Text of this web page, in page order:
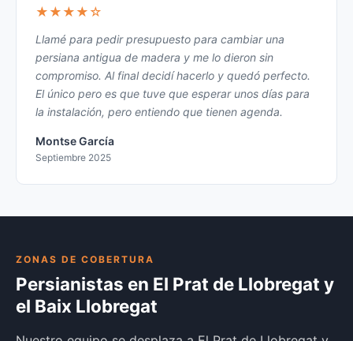
★★★★☆
Llamé para pedir presupuesto para cambiar una
persiana antigua de madera y me lo dieron sin
compromiso. Al final decidí hacerlo y quedó perfecto.
El único pero es que tuve que esperar unos días para
la instalación, pero entiendo que tienen agenda.
Montse García
Septiembre 2025
ZONAS DE COBERTURA
Persianistas en El Prat de Llobregat y
el Baix Llobregat